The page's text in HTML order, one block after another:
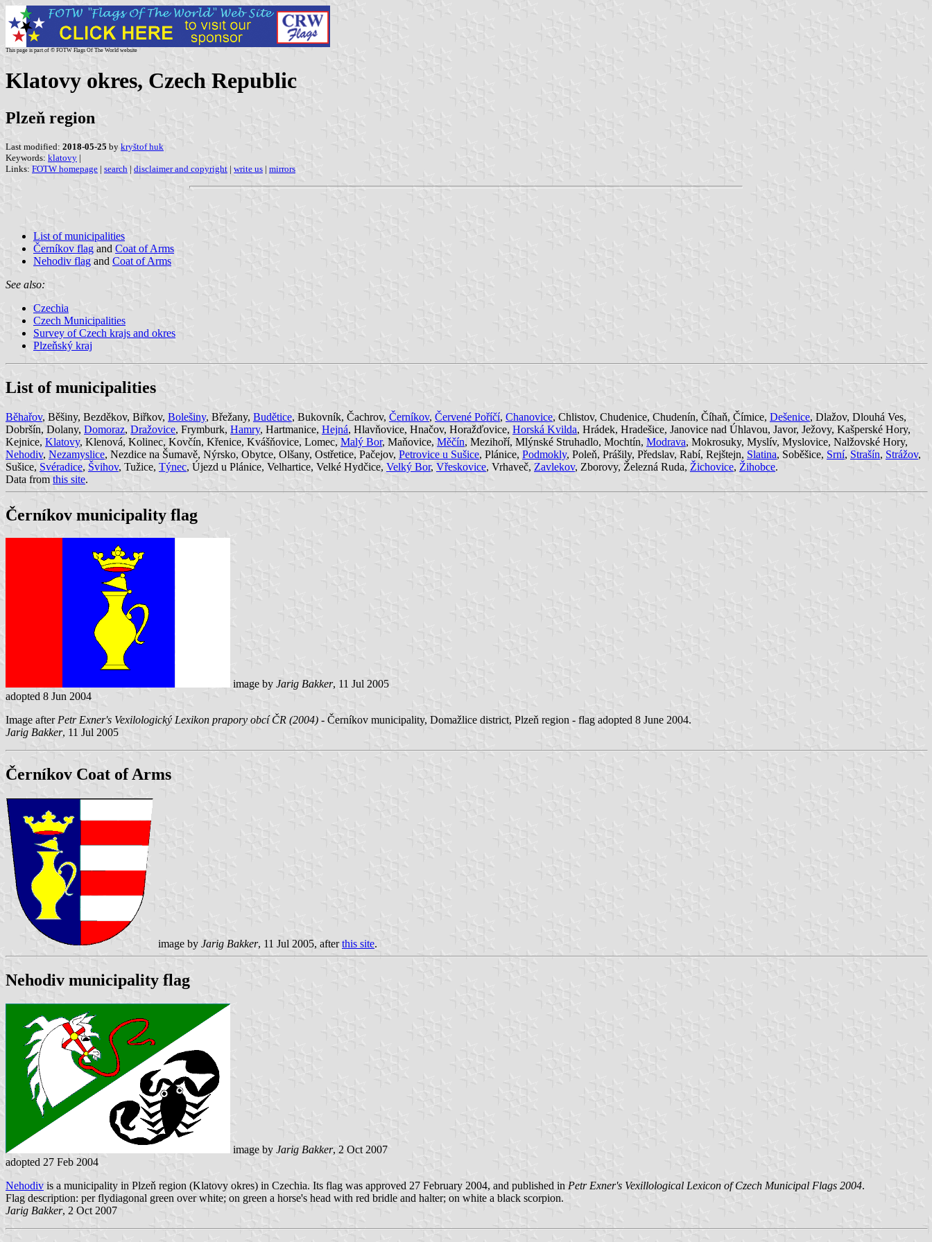
This page is part of © FOTW Flags Of The World website
Klatovy okres, Czech Republic
Plzeň region
Last modified: 2018-05-25 by kryštof huk
Keywords: klatovy |
Links: FOTW homepage | search | disclaimer and copyright | write us | mirrors
List of municipalities
Černíkov flag and Coat of Arms
Nehodiv flag and Coat of Arms
See also:
Czechia
Czech Municipalities
Survey of Czech krajs and okres
Plzeňský kraj
List of municipalities
Běhařov, Běšiny, Bezděkov, Biřkov, Bolešiny, Břežany, Budětice, Bukovník, Čachrov, Černíkov, Červené Poříčí, Chanovice, Chlistov, Chudenice, Chudenín, Číhaň, Čímice, Dešenice, Dlažov, Dlouhá Ves,
Dobršín, Dolany, Domoraz, Dražovice, Frymburk, Hamry, Hartmanice, Hejná, Hlavňovice, Hnačov, Horažďovice, Horská Kvilda, Hrádek, Hradešice, Janovice nad Úhlavou, Javor, Ježovy, Kašperské Hory,
Kejnice, Klatovy, Klenová, Kolinec, Kovčín, Křenice, Kvášňovice, Lomec, Malý Bor, Maňovice, Měčín, Mezihoří, Mlýnské Struhadlo, Mochtín, Modrava, Mokrosuky, Myslív, Myslovice, Nalžovské Hory,
Nehodiv, Nezamyslice, Nezdice na Šumavě, Nýrsko, Obytce, Olšany, Ostřetice, Pačejov, Petrovice u Sušice, Plánice, Podmokly, Poleň, Prášily, Předslav, Rabí, Rejštejn, Slatina, Soběšice, Srní, Strašín, Strážov,
Sušice, Svéradice, Švihov, Tužice, Týnec, Újezd u Plánice, Velhartice, Velké Hydčice, Velký Bor, Vřeskovice, Vrhaveč, Zavlekov, Zborovy, Železná Ruda, Žichovice, Žihobce.
Data from this site.
Černíkov municipality flag
image by Jarig Bakker, 11 Jul 2005
adopted 8 Jun 2004
Image afterPetr Exner's Vexilologický Lexikon prapory obcí ČR (2004) - Černíkov municipality, Domažlice district, Plzeň region - flag adopted 8 June 2004.
Jarig Bakker, 11 Jul 2005
Černíkov Coat of Arms
image by Jarig Bakker, 11 Jul 2005, afterthis site.
Nehodiv municipality flag
image by Jarig Bakker, 2 Oct 2007
adopted 27 Feb 2004
Nehodiv is a municipality in Plzeň region (Klatovy okres) in Czechia. Its flag was approved 27 February 2004, and published in Petr Exner's Vexillological Lexicon of Czech Municipal Flags 2004.
Flag description: per flydiagonal green over white; on green a horse's head with red bridle and halter; on white a black scorpion.
Jarig Bakker, 2 Oct 2007